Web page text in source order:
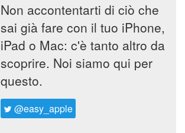
Non accontentarti di ciò che
sai già fare con il tuo iPhone,
iPad o Mac: c'è tanto altro da
scoprire. Noi siamo qui per
questo.
@easy_apple